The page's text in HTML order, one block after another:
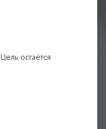
остаётся